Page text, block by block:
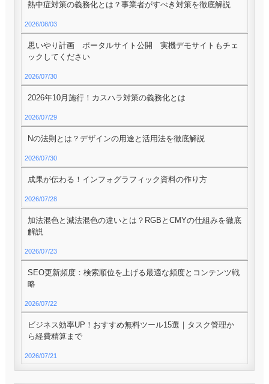
熱中症対策の義務化とは？事業者がすべき対策を徹底解説
2026/08/03
思いやり計画 ポータルサイト公開 実機デモサイトもチェ
ックしてください
2026/07/30
2026年10月施行！カスハラ対策の義務化とは
2026/07/29
Nの法則とは？デザインの用途と活用法を徹底解説
2026/07/30
成果が伝わる！インフォグラフィック資料の作り方
2026/07/28
加法混色と減法混色の違いとは？RGBとCMYの仕組みを徹底
解説
2026/07/23
SEO更新頻度：検索順位を上げる最適な頻度とコンテンツ戦
略
2026/07/22
ビジネス効率UP！おすすめ無料ツール15選｜タスク管理か
ら経費精算まで
2026/07/21